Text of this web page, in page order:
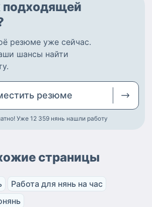
подходящей
резюме уже сейчас.
шансы найти
.
резюме
Уже 12 359 нянь нашли работу
страницы
Работа для нянь на час